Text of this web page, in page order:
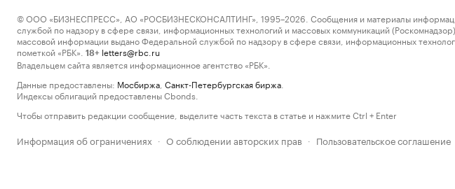
© ООО «БИЗНЕСПРЕСС», АО «РОСБИЗНЕСКОНСАЛТИНГ», 1995–2026. Сообщения и материалы
службой по надзору в сфере связи, информационных технологий и массовых коммуникаций
массовой информации выдано Федеральной службой по надзору в сфере связи, информационных
пометкой «РБК».
18+ letters@rbc.ru
Владельцем сайта является информационное агентство «РБК».
Данные предоставлены: Мосбиржа Санкт-Петербургская биржа
Индексы облигаций предоставлены Cbonds.
Чтобы отправить редакции сообщение, выделите часть текста в статье и нажмите Ctrl + Enter
Информация об ограничениях · О соблюдении авторских прав · Пользовательское соглашение